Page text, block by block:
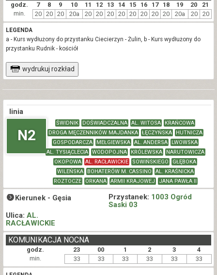
godz. 7 8 9 10 11 12 13 14 15 16 17 18 19 20 21
min. 20 20 20 20a 20 20 20 20 20 20 20 20 20a 20 20
LEGENDA
a - Kurs wydłużony do przystanku Ciecierzyn - Żulin, b - Kurs wydłużony do
przystanku Rudnik - kościół
wydrukuj rozkład
linia
N2
ŚWIDNIK DOŚWIADCZALNA AL. WITOSA
KRAŃCOWA
DROGA MĘCZENNIKÓW MAJDANKA
ŁĘCZYŃSKA
HUTNICZA
GOSPODARCZA
MEŁGIEWSKA AL. ANDERSA
LWOWSKA
AL. TYSIĄCLECIA
WODOPOJNA KRÓLEWSKA
NARUTOWICZA
OKOPOWA
AL. RACŁAWICKIE SOWIŃSKIEGO
GŁĘBOKA
WILEŃSKA
BOHATERÓW M. CASSINO
AL. KRAŚNICKA
ROZTOCZE
ORKANA ARMII KRAJOWEJ JANA PAWŁA II
Kierunek - Gęsia Przystanek: 1003 Ogród
Saski 03
Ulica: AL.
RACŁAWICKIE
godz. 23 00 1 2 3 4
KOMUNIKACJA NOCNA
min. 33 33 33 33 33 33